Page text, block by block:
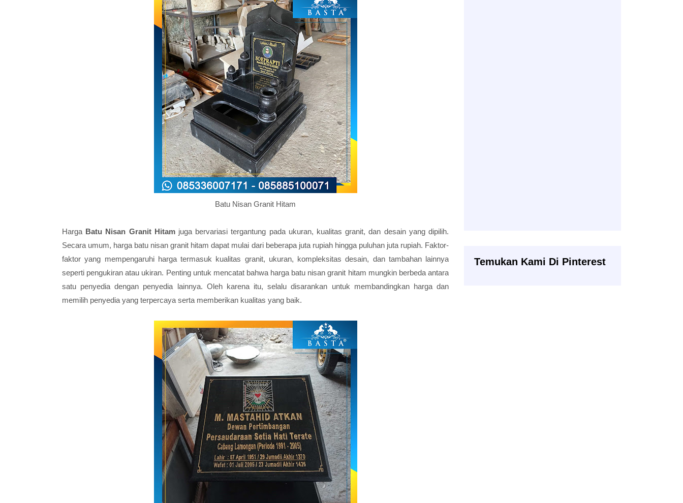
Batu Nisan Granit Hitam
Harga Batu Nisan Granit Hitamjuga bervariasi tergantung pada ukuran, kualitas granit, dan desain yang dipilih.
Secara umum, harga batu nisan granit hitam dapat mulai dari beberapa juta rupiah hingga puluhan juta rupiah. Faktor-
faktor yang mempengaruhi harga termasuk kualitas granit, ukuran, kompleksitas desain, dan tambahan lainnya
seperti pengukiran atau ukiran. Penting untuk mencatat bahwa harga batu nisan granit hitam mungkin berbeda antara
satu penyedia dengan penyedia lainnya. Oleh karena itu, selalu disarankan untuk membandingkan harga dan
memilih penyedia yang terpercaya serta memberikan kualitas yang baik.
Temukan Kami Di Pinterest